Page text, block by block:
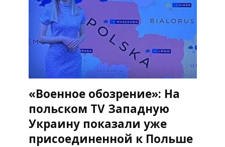
«Военное обозрение»: На
польском TV Западную
Украину показали уже
присоединенной к Польше